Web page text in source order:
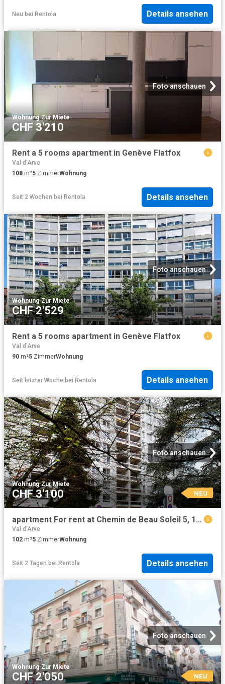
Neu bei Rentola Details ansehen
Foto anschauen
Wohnung·Zur Miete
CHF 3'210
Rent a 5 rooms apartment in Genève Flatfox
Val d'Arve
108 m²5 ZimmerWohnung
Seit 2 Wochen bei Rentola Details ansehen
Foto anschauen
Wohnung·Zur Miete
CHF 2'529
Rent a 5 rooms apartment in Genève Flatfox
Val d'Arve
90 m²5 ZimmerWohnung
Seit letzter Woche bei Rentola Details ansehen
Foto anschauen
Wohnung·Zur Miete
CHF 3'100 NEU
apartment For rent at Chemin de Beau Soleil 5, 1206 Genève
Val d'Arve
102 m²5 ZimmerWohnung
Seit 2 Tagen bei Rentola Details ansehen
Foto anschauen
Wohnung·Zur Miete
CHF 2'050 NEU